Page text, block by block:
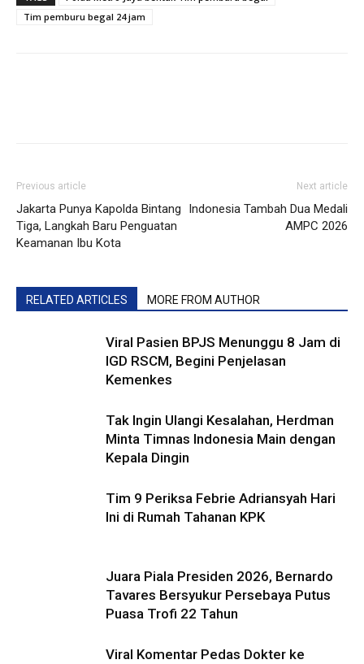
Tim pemburu begal 24 jam
Previous article
Jakarta Punya Kapolda Bintang
Tiga, Langkah Baru Penguatan
Keamanan Ibu Kota
Next article
Indonesia Tambah Dua Medali
AMPC 2026
RELATED ARTICLES MORE FROM AUTHOR
Viral Pasien BPJS Menunggu 8 Jam di
IGD RSCM, Begini Penjelasan
Kemenkes
Tak Ingin Ulangi Kesalahan, Herdman
Minta Timnas Indonesia Main dengan
Kepala Dingin
Tim 9 Periksa Febrie Adriansyah Hari
Ini di Rumah Tahanan KPK
Juara Piala Presiden 2026, Bernardo
Tavares Bersyukur Persebaya Putus
Puasa Trofi 22 Tahun
Viral Komentar Pedas Dokter ke